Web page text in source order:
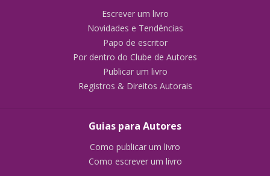
Escrever um livro
Novidades e Tendências
Papo de escritor
Por dentro do Clube de Autores
Publicar um livro
Registros & Direitos Autorais
Guias para Autores
Como publicar um livro
Como escrever um livro